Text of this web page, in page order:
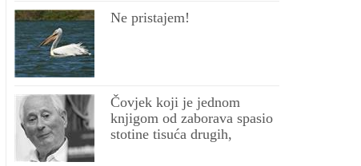
Ne pristajem!
Čovjek koji je jednom
knjigom od zaborava spasio
stotine tisuća drugih,